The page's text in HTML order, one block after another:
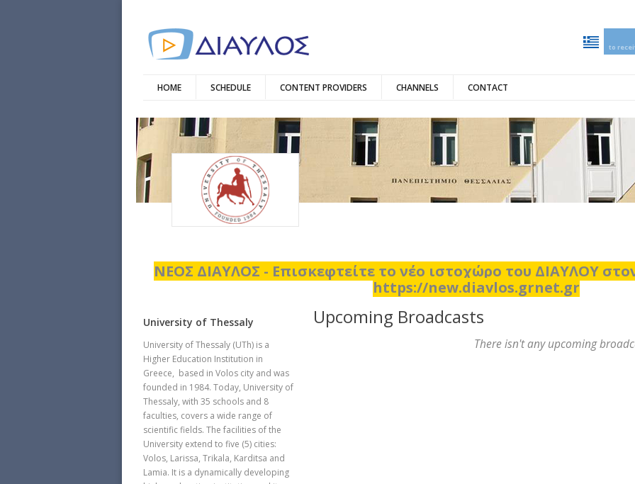
to
HOME SCHEDULE CONTENT PROVIDERS CHANNELS CONTACT
ΝΕΟΣ ΔΙΑΥΛΟΣ - Επισκεφτείτε το νέο ιστοχώρο του ΔΙΑΥΛΟΥ
https://new.diavlos.grnet.gr
University of Thessaly
University of Thessaly (UTh) is a
Higher Education Institution in
Greece, based in Volos city and was
founded in 1984. Today, University of
Thessaly, with 35 schools and 8
faculties, covers a wide range of
scientific fields. The facilities of the
University extend to five (5) cities:
Volos, Larissa, Trikala, Karditsa and
Lamia. It is a dynamically developing
Upcoming Broadcasts
There isn't any upcoming